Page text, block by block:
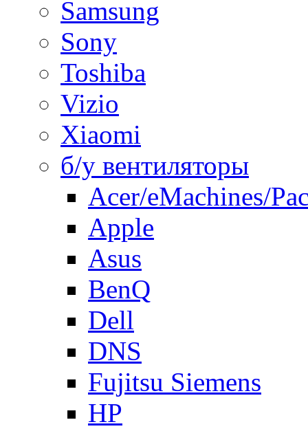
Samsung
Sony
Toshiba
Vizio
Xiaomi
б/у вентиляторы
Acer/eMachines/
Apple
Asus
BenQ
Dell
DNS
Fujitsu Siemens
HP